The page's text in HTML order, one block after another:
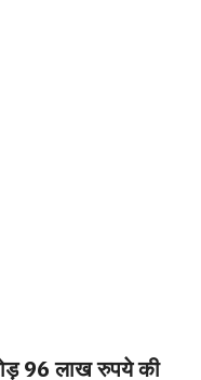
96 लाख रुपये की